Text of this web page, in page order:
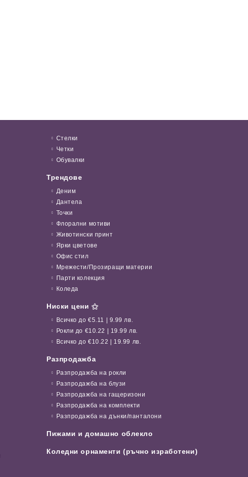
Стелки
Четки
Обувалки
Трендове
Деним
Дантела
Точки
Флорални мотиви
Животински принт
Ярки цветове
Офис стил
Мрежести/Прозиращи материи
Парти колекция
Коледа
Ниски цени ⚝
Всичко до €5.11 | 9.99 лв.
Рокли до €10.22 | 19.99 лв.
Всичко до €10.22 | 19.99 лв.
Разпродажба
Разпродажба на рокли
Разпродажба на блузи
Разпродажба на гащеризони
Разпродажба на комплекти
Разпродажба на дънки/панталони
Пижами и домашно облекло
Коледни орнаменти (ръчно изработени)